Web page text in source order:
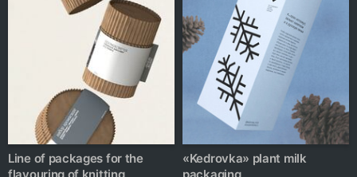
Line of packages for the
«Kedrovka» plant milk